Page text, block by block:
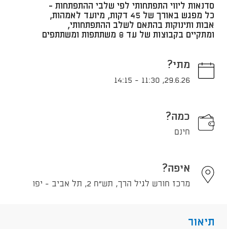
סדנאות ליווי התפתחותי לפי שלבי ההתפתחות -
כל מפגש באורך של 45 דקות, מיועד לאמהות,
אבות ותינוקות בהתאם לשלב ההתפתחותי,
ומתקיים בקבוצות של עד 8 משתתפות ומשתתפים
מתי?
29.6.26
,
11:30
-
14:15
כמה?
חינם
איפה?
מרכז חורש לגיל הרך, תש"ח 2, תל אביב - יפו
תיאור